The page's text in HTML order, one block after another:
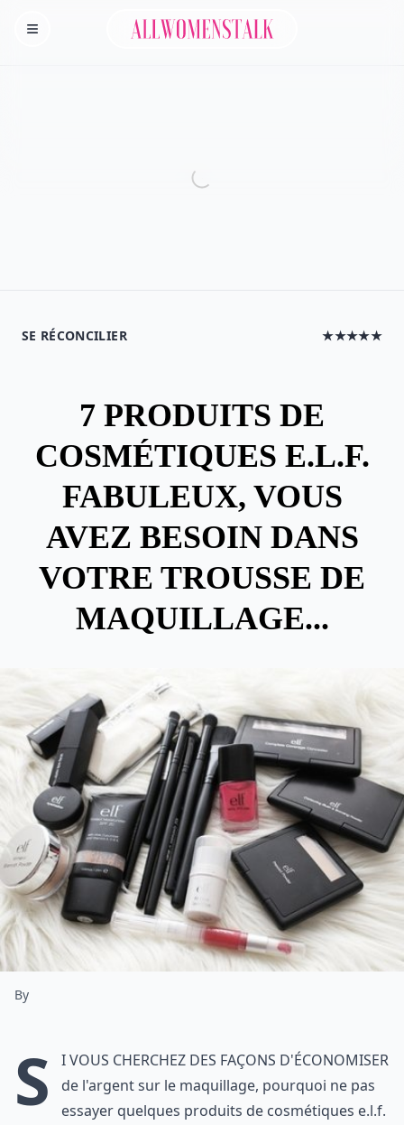
Homepage
Allwomenstalk
SE RÉCONCILIER ★★★★★
7 PRODUITS DE
COSMÉTIQUES E.L.F.
FABULEUX, VOUS
AVEZ BESOIN DANS
VOTRE TROUSSE DE
MAQUILLAGE...
By
S
i vous cherchez des façons d'économiser
de l'argent sur le maquillage, pourquoi ne pas
essayer quelques produits de cosmétiques e.l.f.